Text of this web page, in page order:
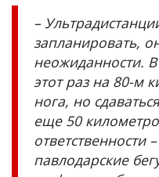
–
запланировать,
неожиданности.
этот раз на 80-м
нога, но
еще 50
ответственности
павлодарские